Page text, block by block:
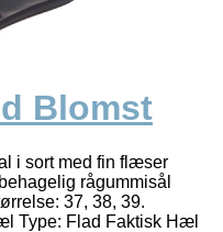
Blomst
i sort med fin flæser
rågummisål
37, 38, 39.
Type: Flad Faktisk Hæl